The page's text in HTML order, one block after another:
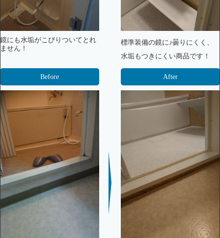
鏡にも水垢がこびりついてとれ
ません！
標準装備の鏡に♪曇りにくく、
水垢もつきにくい商品です！
Before After